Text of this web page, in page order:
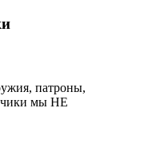
патроны,
мы НЕ